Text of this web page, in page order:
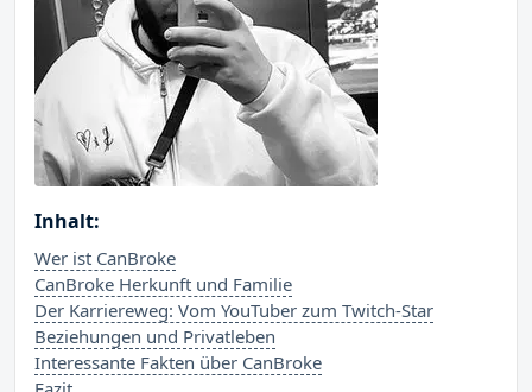
Inhalt:
Wer ist CanBroke
CanBroke Herkunft und Familie
Der Karriereweg: Vom YouTuber zum Twitch-Star
Beziehungen und Privatleben
Interessante Fakten über CanBroke